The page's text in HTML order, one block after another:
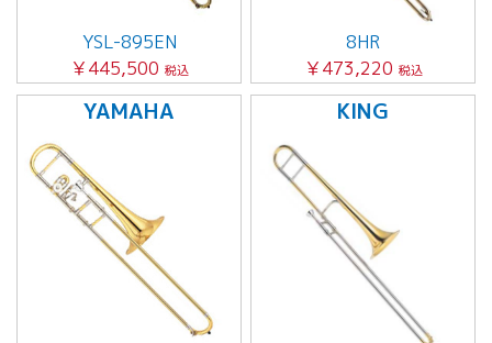
YSL-895EN
￥445,500 税込
8HR
￥473,220 税込
YAMAHA KING